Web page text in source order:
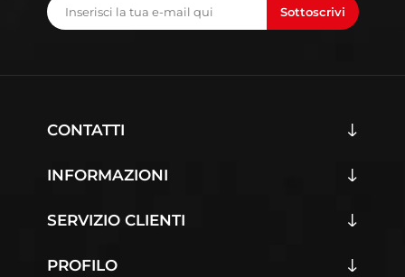
Sottoscrivi
CONTATTI
INFORMAZIONI
SERVIZIO CLIENTI
PROFILO